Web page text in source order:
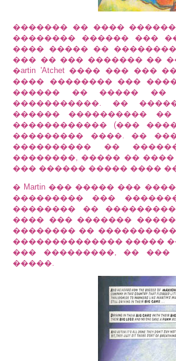
������� �� ����
�������� ������ ���
���� ����� ��
��� �� ��� ������� ��
�artin 'Atchet ���� ���
���� �������� ���
������ �� ����� ��
�����������. ��
������ ����������
������������ (���
��������� ����. ��
���������� ��
��������, ����� ��
��� ������ ����� ����
� Martin ��� ����� ���
��������� ���
�������� ��
���� ��� �������
�������� ��
�������������� �����
��� ���������, �� ���
�����.